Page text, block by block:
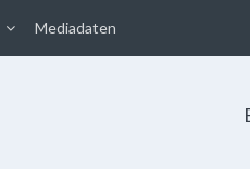
Mediadaten